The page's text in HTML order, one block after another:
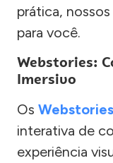
prática,
para você.
Webstories:
Imersivo
Os Webstories
interativa de
experiência